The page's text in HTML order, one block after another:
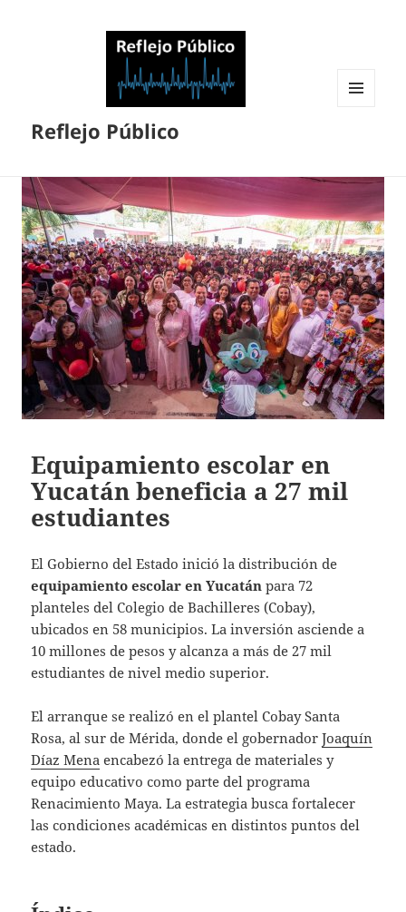
Reflejo Público
Equipamiento escolar en
Yucatán beneficia a 27 mil
estudiantes
El Gobierno del Estado inició la distribución de
equipamiento escolar en Yucatán para 72
planteles del Colegio de Bachilleres (Cobay),
ubicados en 58 municipios. La inversión asciende a
10 millones de pesos y alcanza a más de 27 mil
estudiantes de nivel medio superior.
El arranque se realizó en el plantel Cobay Santa
Rosa, al sur de Mérida, donde el gobernadorJoaquín
Díaz Mena encabezó la entrega de materiales y
equipo educativo como parte del programa
Renacimiento Maya. La estrategia busca fortalecer
las condiciones académicas en distintos puntos del
estado.